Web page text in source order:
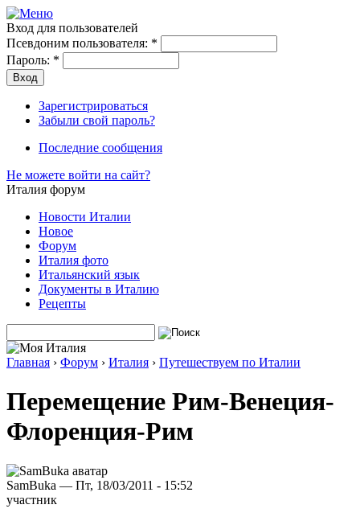
Вход для пользователей
Псевдоним пользователя: *
Пароль: *
Зарегистрироваться
Забыли свой пароль?
Последние сообщения
Не можете войти на сайт?
Италия форум
Новости Италии
Новое
Форум
Италия фото
Итальянский язык
Документы в Италию
Рецепты
Главная › Форум › Италия › Путешествуем по Италии
Перемещение Рим-Венеция-
Флоренция-Рим
SamBuka — Пт, 18/03/2011 - 15:52
участник